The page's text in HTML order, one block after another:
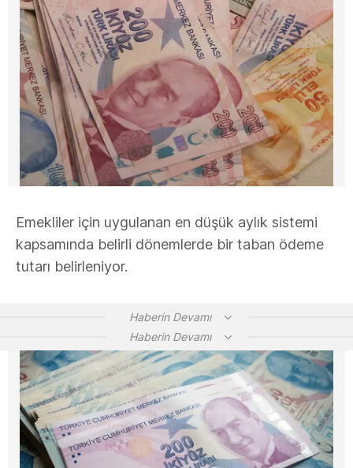
Emekliler için uygulanan en düşük aylık sistemi
kapsamında belirli dönemlerde bir taban ödeme
tutarı belirleniyor.
Haberin Devamı
Haberin Devamı